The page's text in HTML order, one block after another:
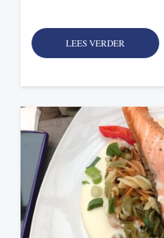
LEES VERDER